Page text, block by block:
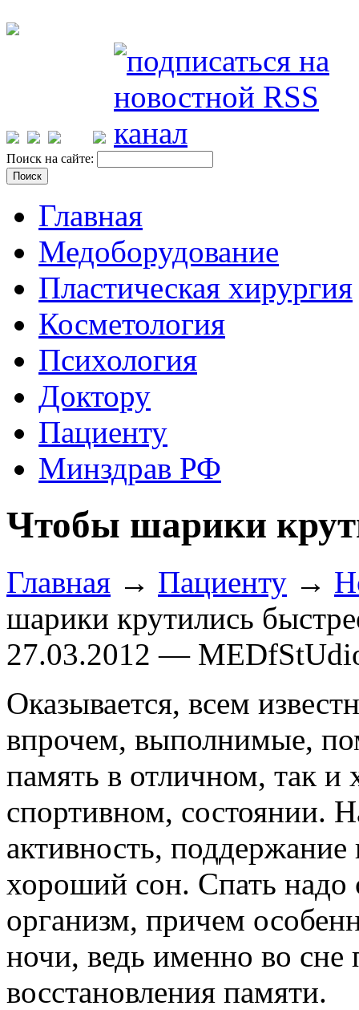
Поиск на сайте:
Главная
Медоборудование
Пластическая хирургия
Косметология
Психология
Доктору
Пациенту
Минздрав РФ
Чтобы шарики
Главная → Пациенту →
шарики крутились
27.03.2012 —
Оказывается, всем
впрочем, выполнимые,
память в отличном, так и
спортивном, состоянии.
активность, поддержание
хороший сон. Спать надо
организм, причем
ночи, ведь именно во сне
восстановления памяти.